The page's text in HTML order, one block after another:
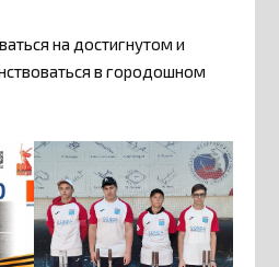
на достигнутом и
в городошном